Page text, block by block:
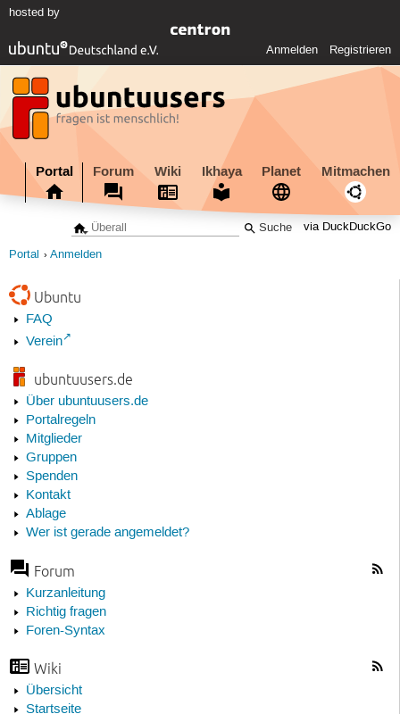
hosted by
Anmelden Registrieren
Portal Forum Wiki Ikhaya Planet Mitmachen
via DuckDuckGo
Portal Anmelden
Ubuntu
FAQ
Verein
ubuntuusers.de
Über ubuntuusers.de
Portalregeln
Mitglieder
Gruppen
Spenden
Kontakt
Ablage
Wer ist gerade angemeldet?
Forum
Kurzanleitung
Richtig fragen
Foren-Syntax
Wiki
Übersicht
Startseite